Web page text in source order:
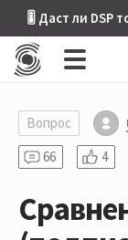
🎚 Даст ли DSP
Вопрос
66
4